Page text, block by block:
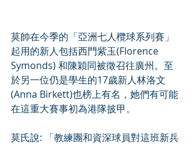
莫帥在今季的「亞洲七人欖球系列賽」
起用的新人包括西門紫玉(Florence
Symonds) 和陳穎同被徵召往廣州。至
於另一位仍是學生的17歲新人林洛文
(Anna Birkett)也榜上有名，她們有可能
在這重大賽事初為港隊披甲。
莫氏說: 「教練團和資深球員對這班新兵